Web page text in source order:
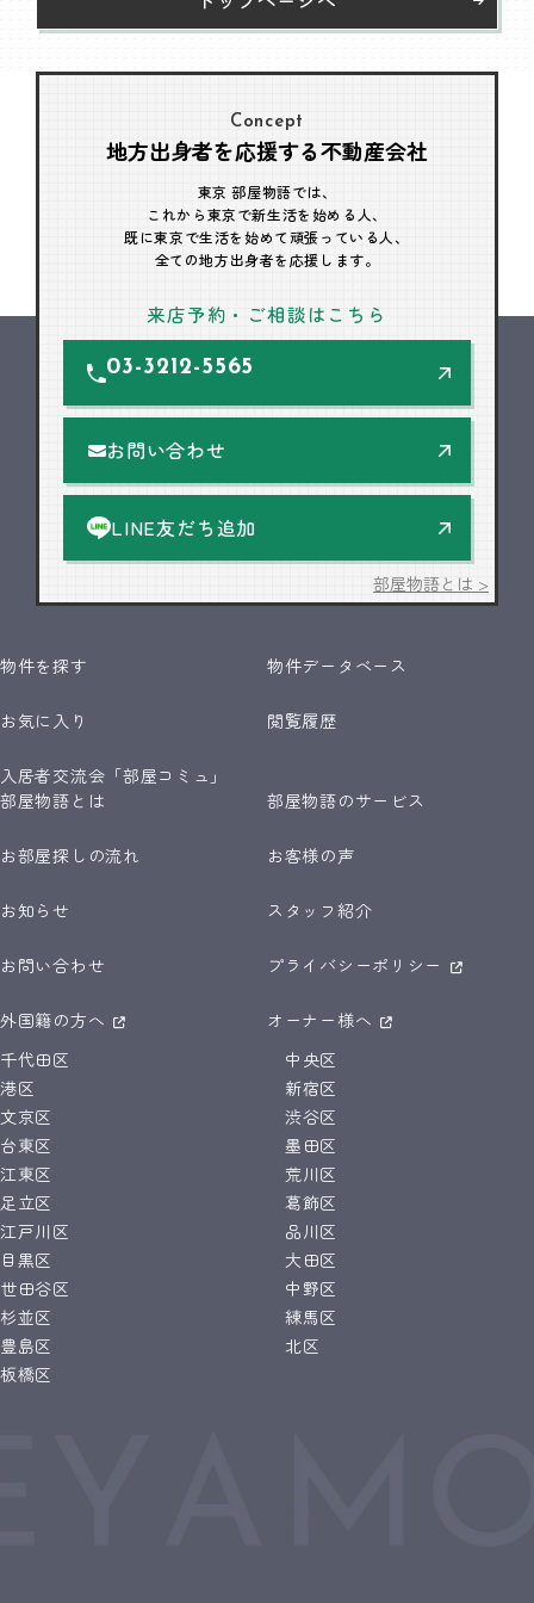
Concept
地方出身者を応援する不動産会社
東京 部屋物語では、
これから東京で新生活を始める人、
既に東京で生活を始めて頑張っている人、
全ての地方出身者を応援します。
来店予約・ご相談はこちら
03-3212-5565
お問い合わせ
LINE友だち追加
部屋物語とは >
物件を探す 物件データベース
お気に入り 閲覧履歴
入居者交流会「部屋コミュ」
部屋物語とは
部屋物語のサービス
お部屋探しの流れ お客様の声
お知らせ スタッフ紹介
お問い合わせ プライバシーポリシー
外国籍の方へ
オーナー様へ
千代田区
中央区
港区
新宿区
文京区
渋谷区
台東区
墨田区
江東区
荒川区
足立区
葛飾区
江戸川区
品川区
目黒区
大田区
世田谷区
中野区
杉並区
練馬区
豊島区
北区
板橋区